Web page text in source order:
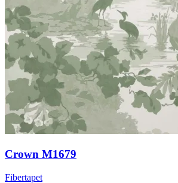
Crown M1679
Fibertapet